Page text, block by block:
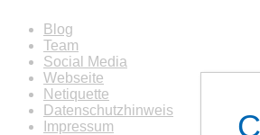
Blog
Team
Social Media
Webseite
Netiquette
Datenschutzhinweis
Impressum